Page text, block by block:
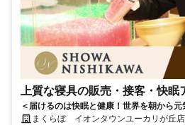
上質な寝具の販売・接客・快眠
＜届けるのは快眠と健康！世界を朝から
ンセンも◎ネトフリ無料などユニークな福
まくらぼ イオンタウンユーカリが丘店